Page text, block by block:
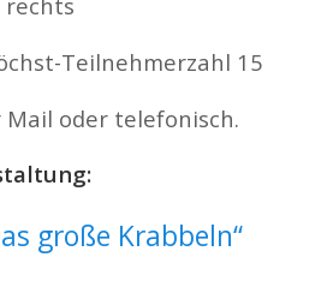
Teilnehmerzahl 15
oder telefonisch.
große Krabbeln“